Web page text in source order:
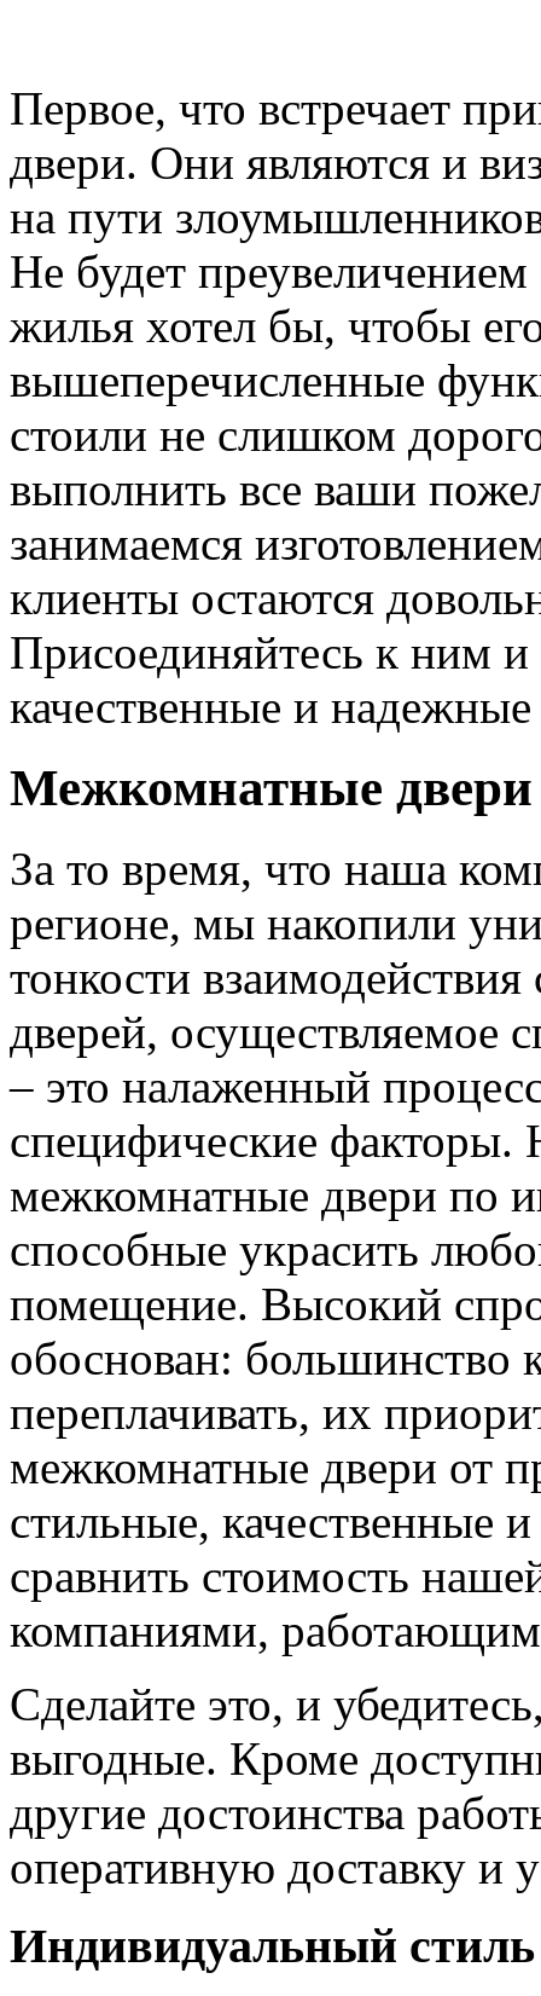
Первое, что встречает
двери. Они являются и
на пути
Не будет
жилья хотел бы, чтобы
вышеперечисленные
стоили не слишком
выполнить все ваши
занимаемся
клиенты остаются
Присоединяйтесь к ним
качественные и
Межкомнатные двери
За то время, что наша
регионе, мы накопили
тонкости
дверей, осуществляемое
– это налаженный
специфические
межкомнатные двери по
способные украсить
помещение. Высокий
обоснован: большинство
переплачивать, их
межкомнатные двери от
стильные, качественные
сравнить стоимость
компаниями,
Сделайте это, и
выгодные. Кроме
другие достоинства
оперативную доставку и
Индивидуальный стиль